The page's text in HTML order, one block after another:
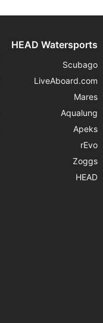
HEAD Watersports
Scubago
LiveAboard.com
Mares
Aqualung
Apeks
rEvo
Zoggs
HEAD